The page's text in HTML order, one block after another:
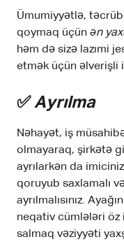
Ümumiyyətlə,
qoymaq üçün ən
həm də sizə lazımi
etmək üçün əlverişli
✅ Ayrılma
Nəhayət, iş
olmayaraq, şirkətə
ayrılarkən da
qoruyub saxlamalı
ayrılmalısınız.
neqativ cümlələri öz
salmaq vəziyyəti